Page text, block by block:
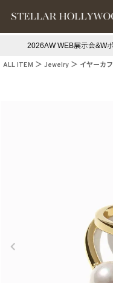
2026AW WEB展示会&W
ALL ITEM Jewelry イヤーカフ